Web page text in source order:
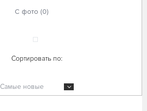
С фото (0)
Сортировать по:
Самые новые